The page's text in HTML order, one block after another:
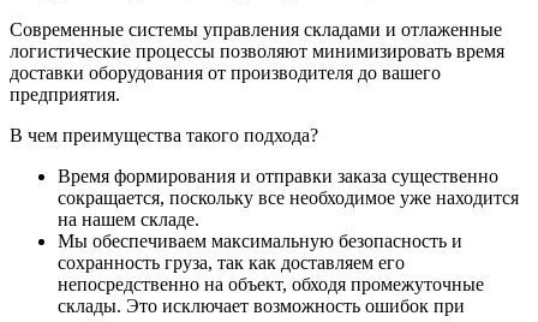
Современные системы управления складами и отлаженные
логистические процессы позволяют минимизировать время
доставки оборудования от производителя до вашего
предприятия.
В чем преимущества такого подхода?
Время формирования и отправки заказа существенно
сокращается, поскольку все необходимое уже находится
на нашем складе.
Мы обеспечиваем максимальную безопасность и
сохранность груза, так как доставляем его
непосредственно на объект, обходя промежуточные
склады. Это исключает возможность ошибок при